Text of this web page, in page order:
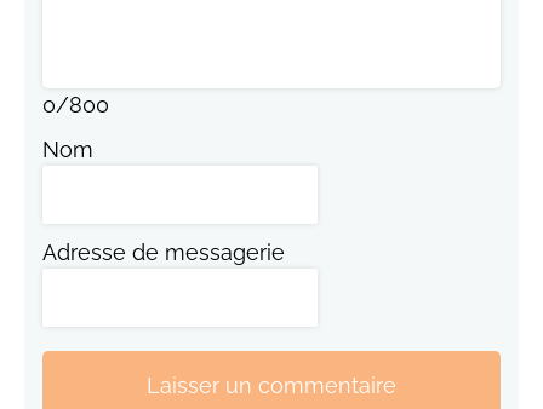
0/800
Nom
Adresse de messagerie
Laisser un commentaire